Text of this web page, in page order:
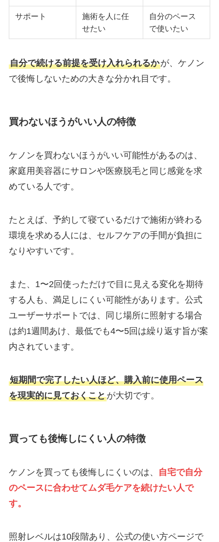
サポート
施術を人に任
せたい
自分のペース
で使いたい
自分で続ける前提を受け入れられるかが、ケノン
で後悔しないための大きな分かれ目です。
買わないほうがいい人の特徴
ケノンを買わないほうがいい可能性があるのは、
家庭用美容器にサロンや医療脱毛と同じ感覚を求
めている人です。
たとえば、予約して寝ているだけで施術が終わる
環境を求める人には、セルフケアの手間が負担に
なりやすいです。
また、1〜2回使っただけで目に見える変化を期待
する人も、満足しにくい可能性があります。公式
ユーザーサポートでは、同じ場所に照射する場合
は約1週間あけ、最低でも4〜5回は繰り返す旨が案
内されています。
短期間で完了したい人ほど、購入前に使用ペース
を現実的に見ておくことが大切です。
買っても後悔しにくい人の特徴
ケノンを買っても後悔しにくいのは、
自宅で自分
のペースに合わせてムダ毛ケアを続けたい人で
す。
照射レベルは10段階あり、公式の使い方ページで